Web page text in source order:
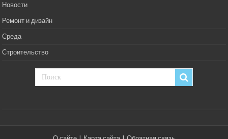
Новости
Ремонт и дизайн
Среда
Строительство